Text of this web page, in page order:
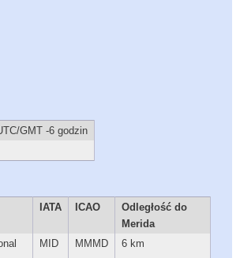
GMT -6 godzin
IATA ICAO
Odległość do
Merida
MID MMMD 6 km